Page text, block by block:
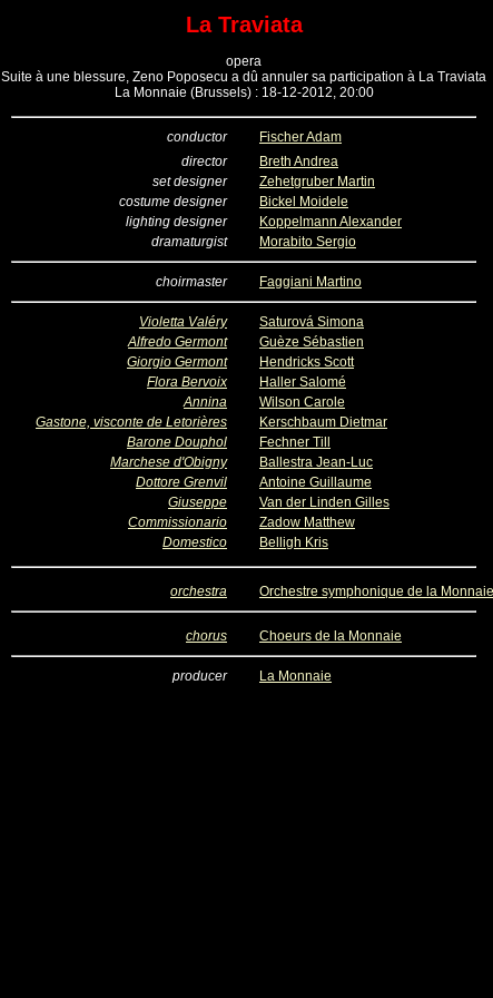
La Traviata
opera
Suite à une blessure, Zeno Poposecu a dû annuler sa participation à La Traviata
La Monnaie (Brussels) : 18-12-2012, 20:00
conductor
Fischer Adam
director
Breth Andrea
set designer
Zehetgruber Martin
costume designer
Bickel Moidele
lighting designer
Koppelmann Alexander
dramaturgist
Morabito Sergio
choirmaster Faggiani Martino
Violetta Valéry
Saturová Simona
Alfredo Germont
Guèze Sébastien
Giorgio Germont
Hendricks Scott
Flora Bervoix
Haller Salomé
Annina
Wilson Carole
Gastone, visconte de Letorières
Kerschbaum Dietmar
Barone Douphol
Fechner Till
Marchese d'Obigny
Ballestra Jean-Luc
Dottore Grenvil
Antoine Guillaume
Giuseppe
Van der Linden Gilles
Commissionario
Zadow Matthew
Domestico
Belligh Kris
orchestra Orchestre symphonique de la Monnaie
chorus Choeurs de la Monnaie
producer La Monnaie